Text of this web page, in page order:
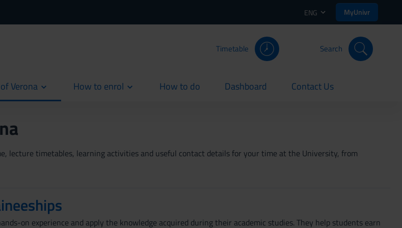
ENG MyUnivr
Timetable Search
Verona How to enrol How to do
current Dashboard
current Contact Us
current
lecture timetables, learning activities and useful contact details for your time at the University, from
on experience and apply the knowledge acquired during their academic studies. They help students earn